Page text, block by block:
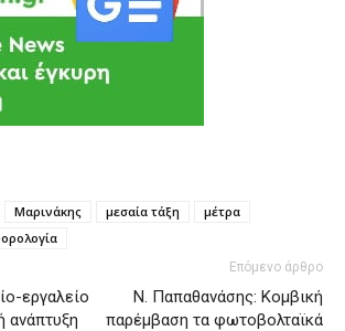
Μαρινάκης μεσαία τάξη
μέτρα
εργαλείο
ανάπτυξη
Επόμενο άρθρο
Ν. Παπαθανάσης: Κομβική
παρέμβαση τα φωτοβολταϊκά